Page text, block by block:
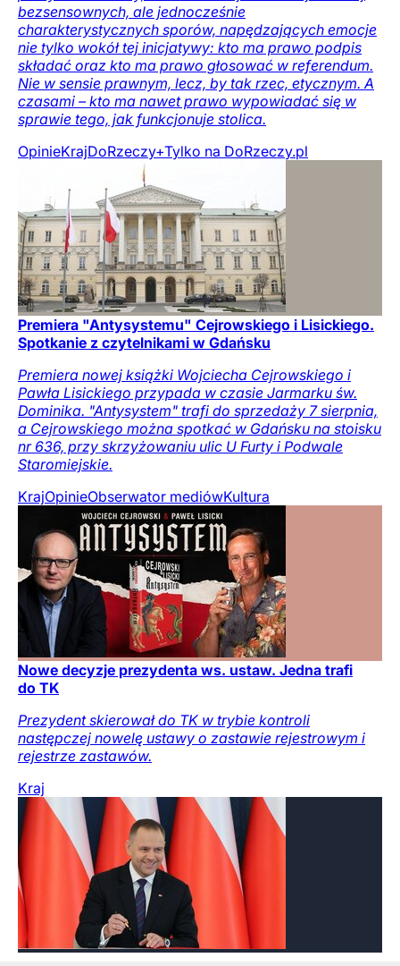
bezsensownych, ale jednocześnie
charakterystycznych sporów, napędzających emocje
nie tylko wokół tej inicjatywy: kto ma prawo podpis
składać oraz kto ma prawo głosować w referendum.
Nie w sensie prawnym, lecz, by tak rzec, etycznym. A
czasami – kto ma nawet prawo wypowiadać się w
sprawie tego, jak funkcjonuje stolica.
OpinieKrajDoRzeczy+Tylko na DoRzeczy.pl
Premiera "Antysystemu" Cejrowskiego i Lisickiego.
Spotkanie z czytelnikami w Gdańsku
Premiera nowej książki Wojciecha Cejrowskiego i
Pawła Lisickiego przypada w czasie Jarmarku św.
Dominika. "Antysystem" trafi do sprzedaży 7 sierpnia,
a Cejrowskiego można spotkać w Gdańsku na stoisku
nr 636, przy skrzyżowaniu ulic U Furty i Podwale
Staromiejskie.
KrajOpinieObserwator mediówKultura
Nowe decyzje prezydenta ws. ustaw. Jedna trafi
do TK
Prezydent skierował do TK w trybie kontroli
następczej nowelę ustawy o zastawie rejestrowym i
rejestrze zastawów.
Kraj